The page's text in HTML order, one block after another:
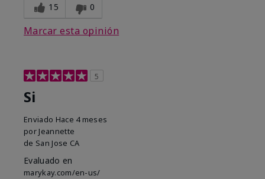
15 0
Marcar esta opinión
5
Si
Enviado Hace 4 meses
por Jeannette
de San Jose CA
Evaluado en
marykay.com/en-us/